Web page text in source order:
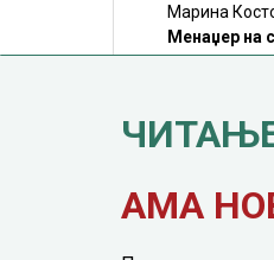
Марина
Менаџер на
Мирослав
©SDK.MK
Преземањето на
АМА